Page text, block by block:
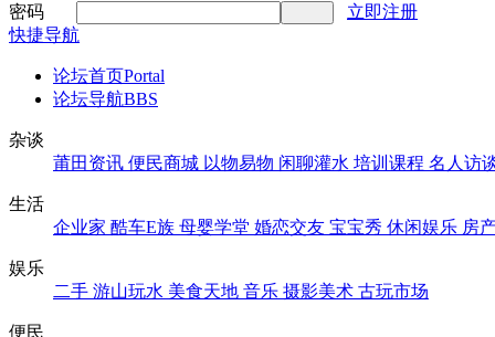
密码
立即注册
快捷导航
论坛首页Portal
论坛导航BBS
杂谈
莆田资讯 便民商城 以物易物 闲聊灌水 培训课程 名人访
生活
企业家 酷车E族 母婴学堂 婚恋交友 宝宝秀 休闲娱乐 房
娱乐
二手 游山玩水 美食天地 音乐 摄影美术 古玩市场
便民